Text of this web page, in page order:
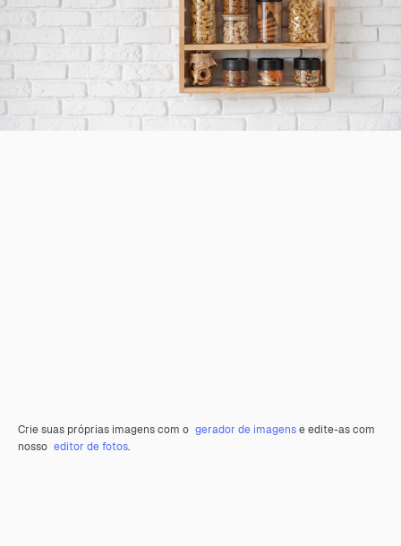
Crie suas próprias imagens com o gerador de imagense edite-as com
nosso editor de fotos.